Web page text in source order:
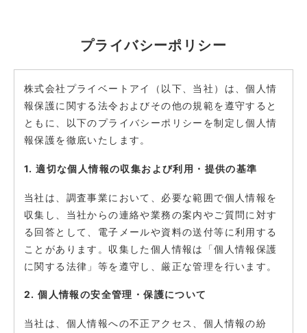
プライバシーポリシー
株式会社プライベートアイ（以下、当社）は、個人情
報保護に関する法令およびその他の規範を遵守すると
ともに、以下のプライバシーポリシーを制定し個人情
報保護を徹底いたします。
1. 適切な個人情報の収集および利用・提供の基準
当社は、調査事業において、必要な範囲で個人情報を
収集し、当社からの連絡や業務の案内やご質問に対す
る回答として、電子メールや資料の送付等に利用する
ことがあります。収集した個人情報は「個人情報保護
に関する法律」等を遵守し、厳正な管理を行います。
2. 個人情報の安全管理・保護について
当社は、個人情報への不正アクセス、個人情報の紛